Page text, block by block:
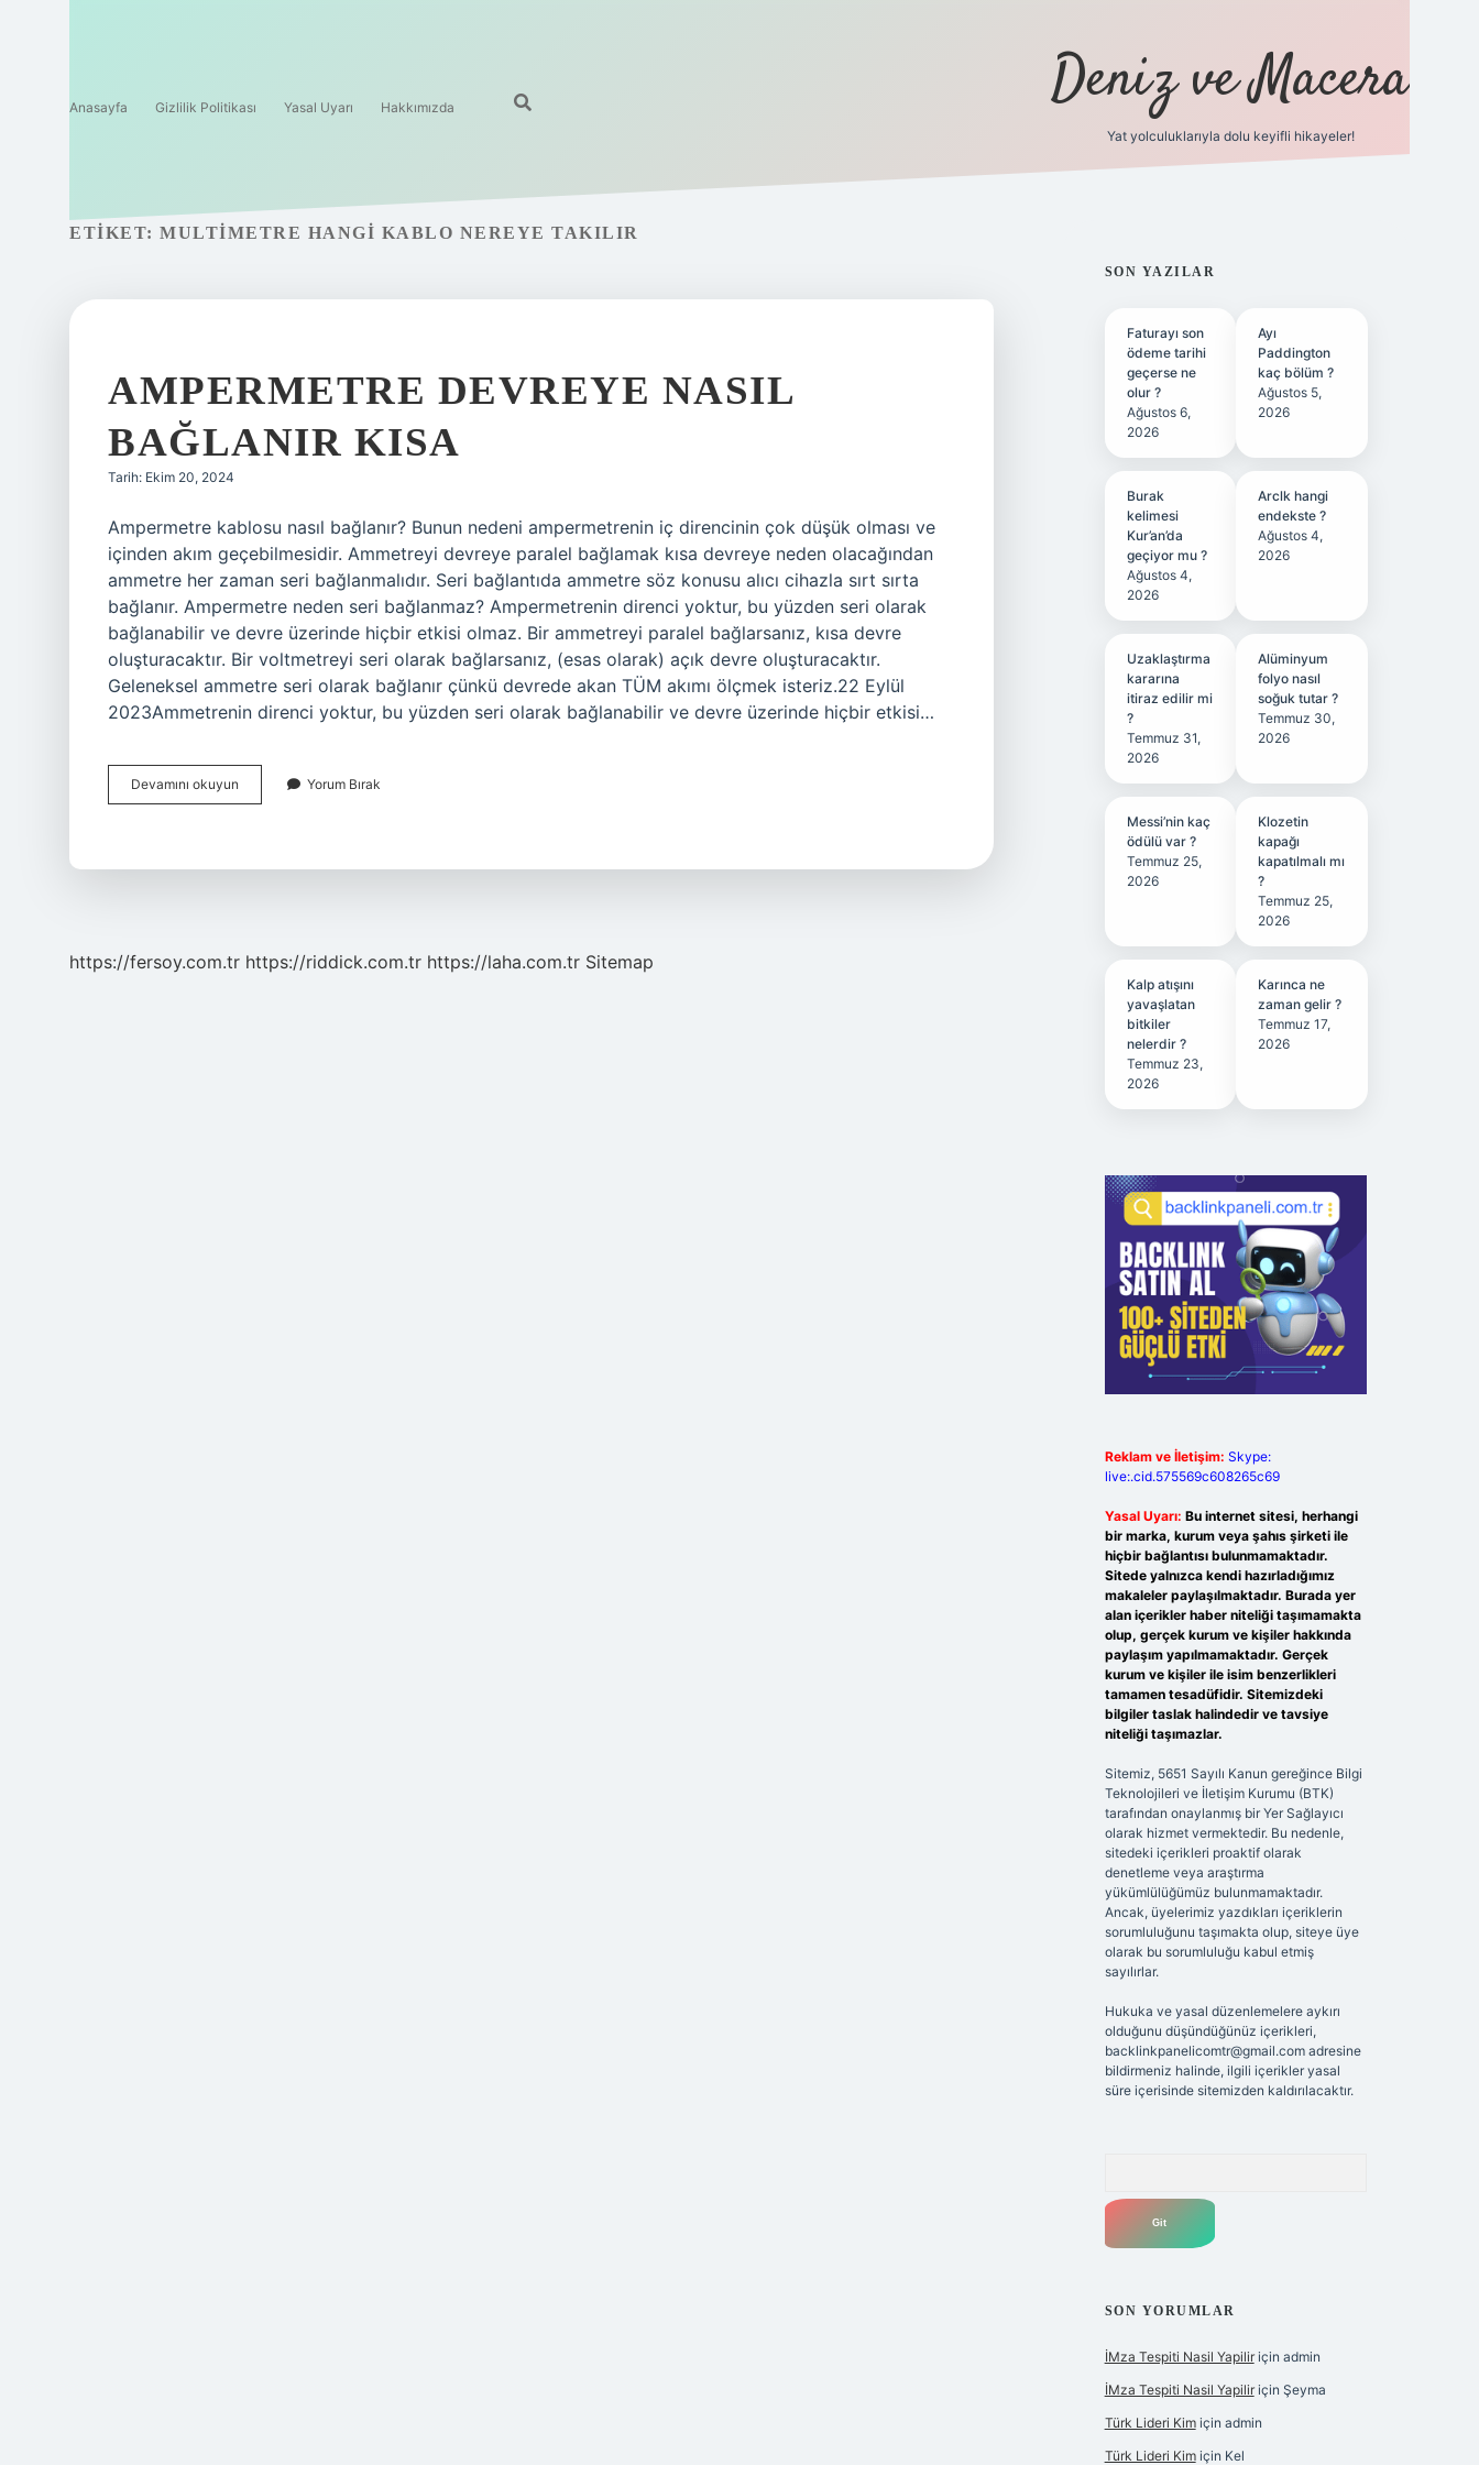
Anasayfa Gizlilik Politikası Yasal Uyarı Hakkımızda Deniz ve Macera
Yat yolculuklarıyla dolu keyifli hikayeler!
ETIKET: MULTIMETRE HANGI KABLO NEREYE TAKILIR
AMPERMETRE DEVREYE NASIL
BAĞLANIR KISA
Tarih: Ekim 20, 2024
Ampermetre kablosu nasıl bağlanır? Bunun nedeni ampermetrenin iç direncinin çok düşük olması ve
içinden akım geçebilmesidir. Ammetreyi devreye paralel bağlamak kısa devreye neden olacağından
ammetre her zaman seri bağlanmalıdır. Seri bağlantıda ammetre söz konusu alıcı cihazla sırt sırta
bağlanır. Ampermetre neden seri bağlanmaz? Ampermetrenin direnci yoktur, bu yüzden seri olarak
bağlanabilir ve devre üzerinde hiçbir etkisi olmaz. Bir ammetreyi paralel bağlarsanız, kısa devre
oluşturacaktır. Bir voltmetreyi seri olarak bağlarsanız, (esas olarak) açık devre oluşturacaktır.
Geleneksel ammetre seri olarak bağlanır çünkü devrede akan TÜM akımı ölçmek isteriz.22 Eylül
2023Ammetrenin direnci yoktur, bu yüzden seri olarak bağlanabilir ve devre üzerinde hiçbir etkisi…
Devamını okuyun Ampermetre
Devreye
Yorum Bırak
https://fersoy.com.tr https://riddick.com.tr https://laha.com.tr Sitemap
SIDEBAR
SON YAZILAR
Faturayı son
ödeme tarihi
geçerse ne
olur ?
Ağustos 6,
2026
Ayı
Paddington
kaç bölüm ?
Ağustos 5,
2026
Burak
kelimesi
Kur’an’da
geçiyor mu ?
Ağustos 4,
2026
Arclk hangi
endekste ?
Ağustos 4,
2026
Uzaklaştırma
kararına
itiraz edilir mi
?
Temmuz 31,
2026
Alüminyum
folyo nasıl
soğuk tutar ?
Temmuz 30,
2026
Messi’nin kaç
ödülü var ?
Temmuz 25,
2026
Klozetin
kapağı
kapatılmalı mı
?
Temmuz 25,
2026
Kalp atışını
yavaşlatan
bitkiler
nelerdir ?
Temmuz 23,
2026
Karınca ne
zaman gelir ?
Temmuz 17,
2026
Reklam ve İletişim: Skype:
live:.cid.575569c608265c69
Yasal Uyarı: Bu internet sitesi, herhangi
bir marka, kurum veya şahıs şirketi ile
hiçbir bağlantısı bulunmamaktadır.
Sitede yalnızca kendi hazırladığımız
makaleler paylaşılmaktadır. Burada yer
alan içerikler haber niteliği taşımamakta
olup, gerçek kurum ve kişiler hakkında
paylaşım yapılmamaktadır. Gerçek
kurum ve kişiler ile isim benzerlikleri
tamamen tesadüfidir. Sitemizdeki
bilgiler taslak halindedir ve tavsiye
niteliği taşımazlar.
Sitemiz, 5651 Sayılı Kanun gereğince Bilgi
Teknolojileri ve İletişim Kurumu (BTK)
tarafından onaylanmış bir Yer Sağlayıcı
olarak hizmet vermektedir. Bu nedenle,
sitedeki içerikleri proaktif olarak
denetleme veya araştırma
yükümlülüğümüz bulunmamaktadır.
Ancak, üyelerimiz yazdıkları içeriklerin
sorumluluğunu taşımakta olup, siteye üye
olarak bu sorumluluğu kabul etmiş
sayılırlar.
Hukuka ve yasal düzenlemelere aykırı
olduğunu düşündüğünüz içerikleri,
backlinkpanelicomtr@gmail.comadresine
bildirmeniz halinde, ilgili içerikler yasal
süre içerisinde sitemizden kaldırılacaktır.
SON YORUMLAR
İMza Tespiti Nasil Yapiliriçin admin
İMza Tespiti Nasil Yapiliriçin Şeyma
Türk Lideri Kimiçin admin
Türk Lideri Kimiçin Kel